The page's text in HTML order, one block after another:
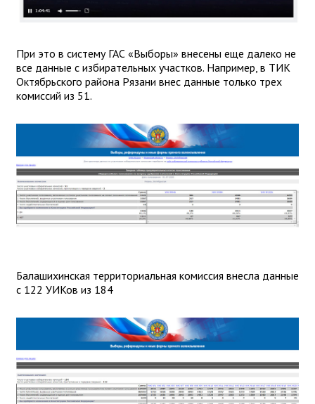
При это в систему ГАС «Выборы» внесены еще далеко не
все данные с избирательных участков. Например, в ТИК
Октябрьского района Рязани внес данные только трех
комиссий из 51.
Балашихинская территориальная комиссия внесла данные
с 122 УИКов из 184